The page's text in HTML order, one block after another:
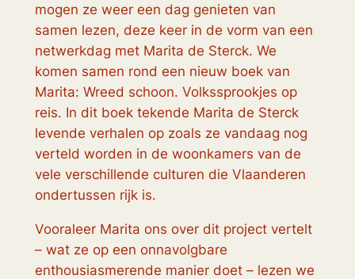
mogen ze weer een dag genieten van
samen lezen, deze keer in de vorm van een
netwerkdag met Marita de Sterck. We
komen samen rond een nieuw boek van
Marita: Wreed schoon. Volkssprookjes op
reis. In dit boek tekende Marita de Sterck
levende verhalen op zoals ze vandaag nog
verteld worden in de woonkamers van de
vele verschillende culturen die Vlaanderen
ondertussen rijk is.
Vooraleer Marita ons over dit project vertelt
– wat ze op een onnavolgbare
enthousiasmerende manier doet – lezen we